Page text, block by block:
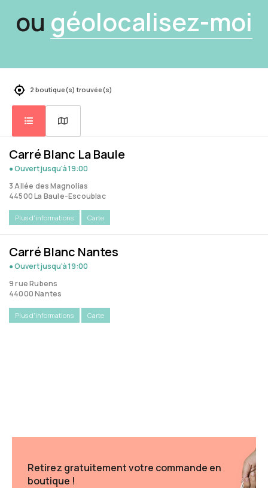
ou géolocalisez-moi
2 boutique(s) trouvée(s)
Carré Blanc La Baule
● Ouvertjusqu'à 19:00
3 Allée des Magnolias
44500 La Baule-Escoublac
Plus d'informations Carte
Carré Blanc Nantes
● Ouvertjusqu'à 19:00
9 rue Rubens
44000 Nantes
Plus d'informations Carte
Retirez gratuitement votre commande en
boutique !